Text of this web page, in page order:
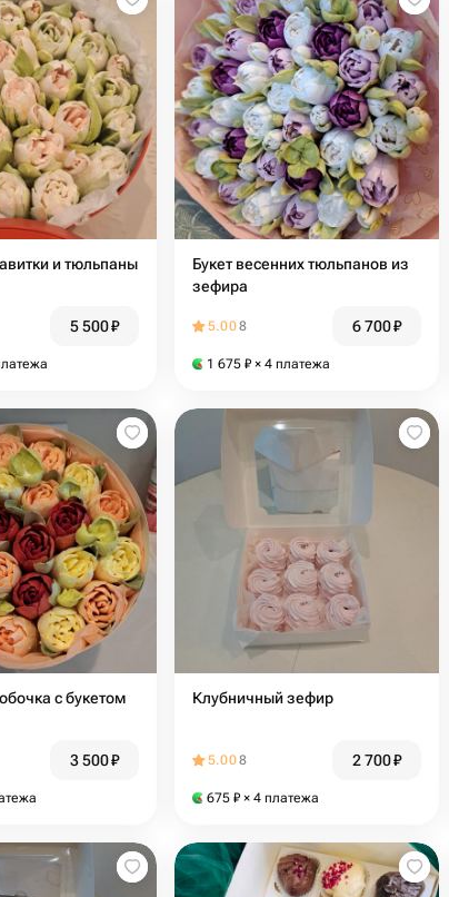
и тюльпаны
5 500₽
Букет весенних тюльпанов из
зефира
5.008 6 700₽
1 675 ₽ × 4 платежа
с букетом
3 500₽
Клубничный зефир
5.008 2 700₽
675 ₽ × 4 платежа